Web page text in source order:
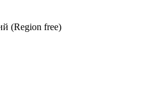
(Region free)